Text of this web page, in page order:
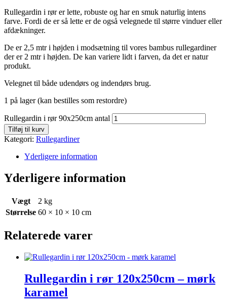
Rullegardin i rør er lette, robuste og har en smuk naturlig intens
farve. Fordi de er så lette er de også velegnede til større vinduer eller
afdækninger.
De er 2,5 mtr i højden i modsætning til vores bambus rullegardiner
der er 2 mtr i højden. De kan variere lidt i farven, da det er natur
produkt.
Velegnet til både udendørs og indendørs brug.
1 på lager (kan bestilles som restordre)
Rullegardin i rør 90x250cm antal
Tilføj til kurv
Kategori: Rullegardiner
Yderligere information
Yderligere information
Vægt
2 kg
Størrelse 60 × 10 × 10 cm
Relaterede varer
Rullegardin i rør 120x250cm – mørk
karamel